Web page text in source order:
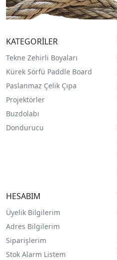
KATEGORİLER
Tekne Zehirli Boyaları
Kürek Sörfü Paddle Board
Paslanmaz Çelik Çıpa
Projektörler
Buzdolabı
Dondurucu
HESABIM
Üyelik Bilgilerim
Adres Bilgilerim
Siparişlerim
Stok Alarm Listem